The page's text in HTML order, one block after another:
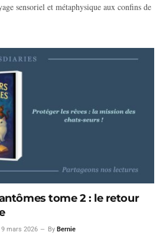
sensoriel et métaphysique aux confins de
tome 2 : le retour
9 mars 2026 By Bernie